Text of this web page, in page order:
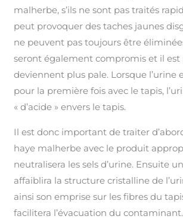
malherbe, s’ils ne sont pas traités
peut provoquer des taches jaunes
ne peuvent pas toujours être
seront également compromis et il est
deviennent plus pale. Lorsque l’urine
pour la première fois avec le tapis,
« d’acide » envers le tapis.
Il est donc important de traiter
haye malherbe avec le produit
neutralisera les sels d’urine. Ensuite
affaiblira la structure cristalline de
ainsi son emprise sur les fibres du
facilitera l’évacuation du